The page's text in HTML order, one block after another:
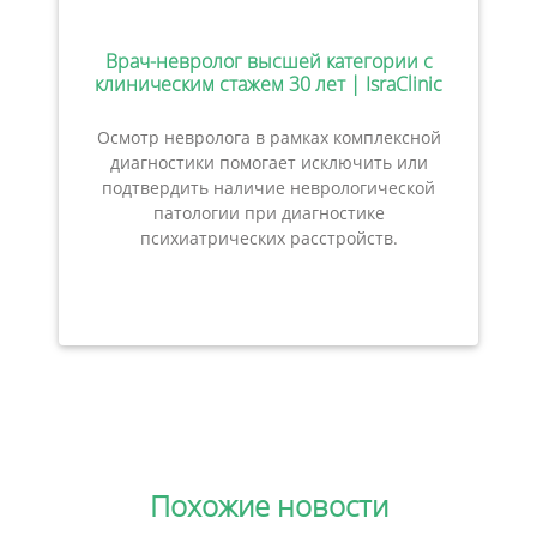
Врач-невролог высшей категории с
клиническим стажем 30 лет | IsraClinic
Осмотр невролога в рамках комплексной
диагностики помогает исключить или
подтвердить наличие неврологической
патологии при диагностике
психиатрических расстройств.
Похожие новости